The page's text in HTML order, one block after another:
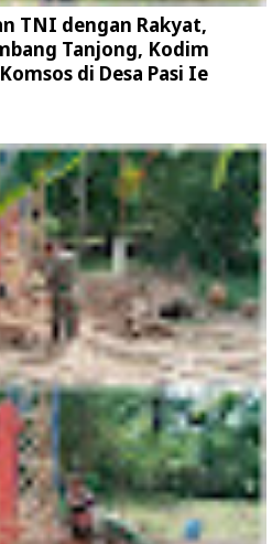
TNI dengan Rakyat,
Tanjong, Kodim
di Desa Pasi Ie